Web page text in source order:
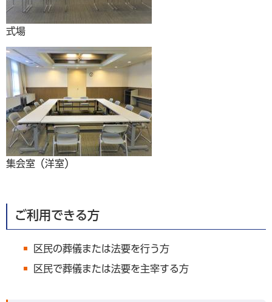
式場
集会室（洋室）
ご利用できる方
区民の葬儀または法要を行う方
区民で葬儀または法要を主宰する方